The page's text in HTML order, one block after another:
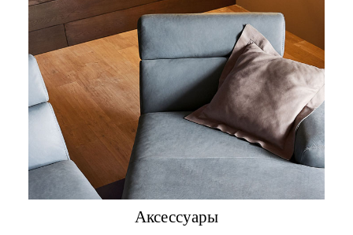
Аксессуары